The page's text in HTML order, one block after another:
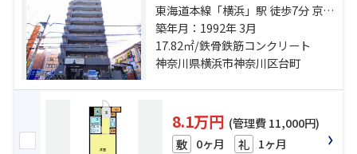
東海道本線「横浜」駅 徒歩7分 京急
本線「神奈川」駅 徒歩5分 東急東横
線「反町」駅 徒歩11分
築年月：1992年 3月
17.82㎡/鉄骨鉄筋コンクリート
神奈川県横浜市神奈川区台町
8.1万円 (管理費 11,000円)
敷 0ヶ月 礼 1ヶ月